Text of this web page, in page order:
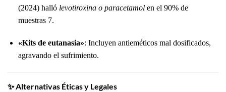
(2024) halló levotiroxina o paracetamolen el 90% de
muestras 7.
«Kits de eutanasia»: Incluyen antieméticos mal dosificados,
agravando el sufrimiento.
✨Alternativas Éticas y Legales